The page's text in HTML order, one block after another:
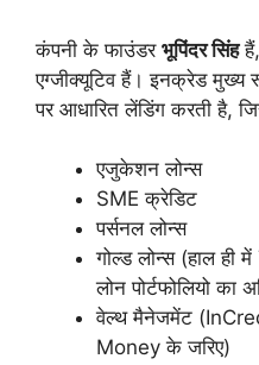
कंपनी के फाउंडर भूपिंदर सिंह
एग्जीक्यूटिव हैं। इनक्रेड
पर आधारित लेंडिंग करती है,
एजुकेशन लोन्स
SME क्रेडिट
पर्सनल लोन्स
गोल्ड लोन्स (हाल
लोन पोर्टफोलियो का
वेल्थ मैनेजमेंट
Money के जरिए)